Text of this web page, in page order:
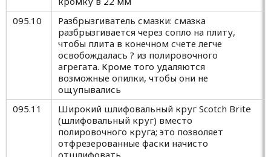
095.10
Разбрызгиватель смазки: смазка
разбрызгивается через сопло на плиту,
чтобы плита в конечном счете легче
освобождалась ? из полировочного
агрегата. Кроме того удаляются
возможные опилки, чтобы они не
ощупывались
095.11
Широкий шлифовальный круг Scotch Brite
(шлифовальный круг) вместо
полировочного круга; это позволяет
отфрезерованные фаски начисто
отшлифовать